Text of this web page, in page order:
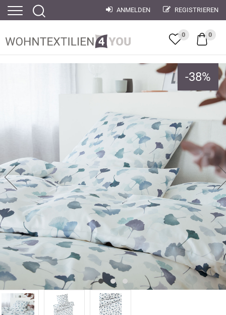
ANMELDEN REGISTRIEREN
0 0
-38%